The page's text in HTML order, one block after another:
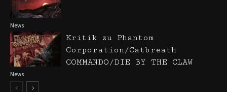
News
News
Kritik zu Phantom
Corporation/Catbreath
COMMANDO/DIE BY THE CLAW